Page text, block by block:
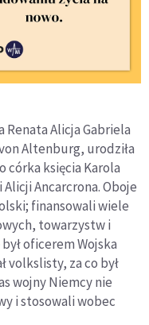
Alicja Gabriela
Altenburg, urodziła
córka księcia Karola
Ancarcrona. Oboje
finansowali wiele
towarzystw i
oficerem Wojska
volkslisty, za co był
wojny Niemcy nie
i stosowali wobec